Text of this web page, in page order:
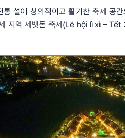
설이 창의적이고 활기찬 축제 공
지역 세뱃돈 축제(Lễ hội lì xì – Tết